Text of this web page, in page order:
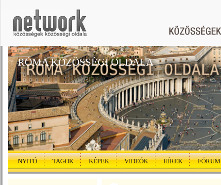
RÓMA KÖZÖSSÉGI OLDALA
NYITÓ TAGOK KÉPEK VIDEÓK HÍREK FÓRUM